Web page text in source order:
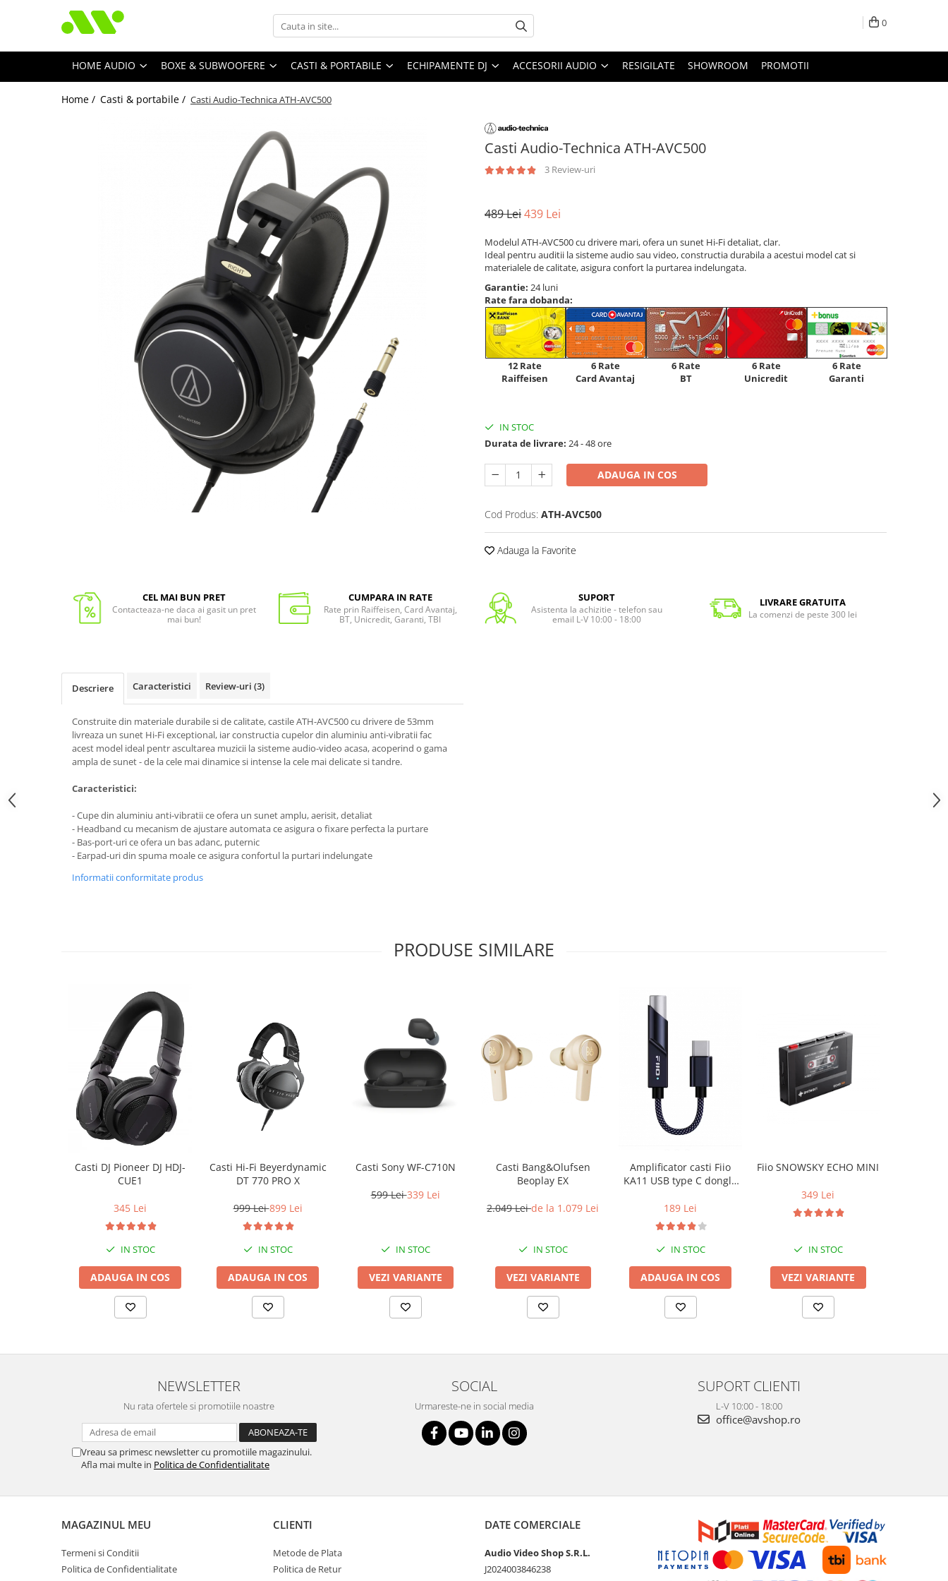
0
HOME AUDIO BOXE & SUBWOOFERE CASTI & PORTABILE ECHIPAMENTE DJ ACCESORII AUDIO RESIGILATE SHOWROOM PROMOTII
Home / Casti & portabile / Casti Audio-Technica ATH-AVC500
Casti Audio-Technica ATH-AVC500
3 Review-uri
489 Lei439 Lei
Modelul ATH-AVC500 cu drivere mari, ofera un sunet Hi-Fi detaliat, clar.
Ideal pentru auditii la sisteme audio sau video, constructia durabila a acestui model cat si
materialele de calitate, asigura confort la purtarea indelungata.
Garantie: 24 luni
Rate fara dobanda:
12 Rate
Raiffeisen
6 Rate
Card Avantaj
6 Rate
BT
6 Rate
Unicredit
6 Rate
Garanti
IN STOC
Durata de livrare: 24 - 48 ore
ADAUGA IN COS
Cod Produs: ATH-AVC500
Adauga la Favorite
CEL MAI BUN PRET
Contacteaza-ne daca ai gasit un pret
mai bun!
CUMPARA IN RATE
Rate prin Raiffeisen, Card Avantaj,
BT, Unicredit, Garanti, TBI
SUPORT
Asistenta la achizitie - telefon sau
email L-V 10:00 - 18:00
LIVRARE GRATUITA
La comenzi de peste 300 lei
Descriere Caracteristici Review-uri (3)
Construite din materiale durabile si de calitate, castile ATH-AVC500 cu drivere de 53mm
livreaza un sunet Hi-Fi exceptional, iar constructia cupelor din aluminiu anti-vibratii fac
acest model ideal pentr ascultarea muzicii la sisteme audio-video acasa, acoperind o gama
ampla de sunet - de la cele mai dinamice si intense la cele mai delicate si tandre.
Caracteristici:
- Cupe din aluminiu anti-vibratii ce ofera un sunet amplu, aerisit, detaliat
- Headband cu mecanism de ajustare automata ce asigura o fixare perfecta la purtare
- Bas-port-uri ce ofera un bas adanc, puternic
- Earpad-uri din spuma moale ce asigura confortul la purtari indelungate
Informatii conformitate produs
PRODUSE SIMILARE
Casti DJ Pioneer DJ HDJ-
CUE1
345 Lei
IN STOC
ADAUGA IN COS
Casti Hi-Fi Beyerdynamic
DT 770 PRO X
999 Lei899 Lei
IN STOC
ADAUGA IN COS
Casti Sony WF-C710N
599 Lei339 Lei
IN STOC
VEZI VARIANTE
Casti Bang&Olufsen
Beoplay EX
2.049 Leide la 1.079 Lei
IN STOC
VEZI VARIANTE
Amplificator casti Fiio
KA11 USB type C dongle
189 Lei
IN STOC
ADAUGA IN COS
Fiio SNOWSKY ECHO MINI
349 Lei
IN STOC
VEZI VARIANTE
NEWSLETTER
Nu rata ofertele si promotiile noastre
Vreau sa primesc newsletter cu promotiile magazinului.
Afla mai multe in Politica de Confidentialitate
SOCIAL
Urmareste-ne in social media
SUPORT CLIENTI
L-V 10:00 - 18:00
office@avshop.ro
MAGAZINUL MEU
Termeni si Conditii
Politica de Confidentialitate
CLIENTI
Metode de Plata
Politica de Retur
DATE COMERCIALE
Audio Video Shop S.R.L.
J2024003846238